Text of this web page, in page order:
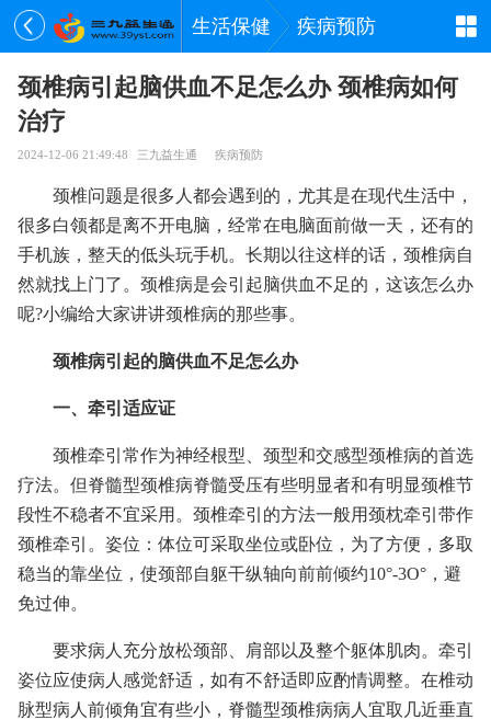
生活保健 疾病预防
颈椎病引起脑供血不足怎么办 颈椎病如何
治疗
2024-12-06 21:49:48 三九益生通 疾病预防
颈椎问题是很多人都会遇到的，尤其是在现代生活中，
很多白领都是离不开电脑，经常在电脑面前做一天，还有的
手机族，整天的低头玩手机。长期以往这样的话，颈椎病自
然就找上门了。颈椎病是会引起脑供血不足的，这该怎么办
呢?小编给大家讲讲颈椎病的那些事。
颈椎病引起的脑供血不足怎么办
一、牵引适应证
颈椎牵引常作为神经根型、颈型和交感型颈椎病的首选
疗法。但脊髓型颈椎病脊髓受压有些明显者和有明显颈椎节
段性不稳者不宜采用。颈椎牵引的方法一般用颈枕牵引带作
颈椎牵引。姿位：体位可采取坐位或卧位，为了方便，多取
稳当的靠坐位，使颈部自躯干纵轴向前前倾约10°-3O°，避
免过伸。
要求病人充分放松颈部、肩部以及整个躯体肌肉。牵引
姿位应使病人感觉舒适，如有不舒适即应酌情调整。在椎动
脉型病人前倾角宜有些小，脊髓型颈椎病病人宜取几近垂直